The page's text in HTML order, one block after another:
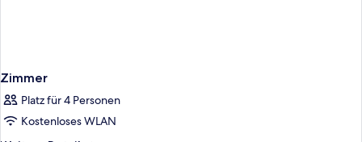
Zimmer
Platz für 4 Personen
Kostenloses WLAN